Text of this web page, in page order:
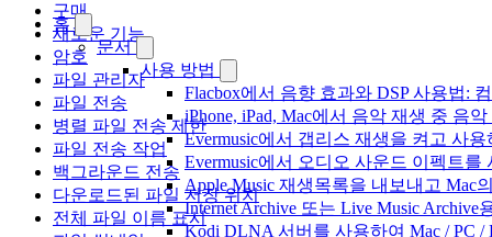
홈
문서
사용 방법
Flacbox에서 음향 효과와 DSP 사용법:
iPhone, iPad, Mac에서 음악 재생 중 음
Evermusic에서 갭리스 재생을 켜고 사
Evermusic에서 오디오 사운드 이펙트
Apple Music 재생목록을 내보내고 Mac
Internet Archive 또는 Live Music
Kodi DLNA 서버를 사용하여 Mac / PC
구매
새로운 기능
암호
파일 관리자
파일 전송
병렬 파일 전송 제한
파일 전송 작업
백그라운드 전송
다운로드된 파일 저장 위치
전체 파일 이름 표시